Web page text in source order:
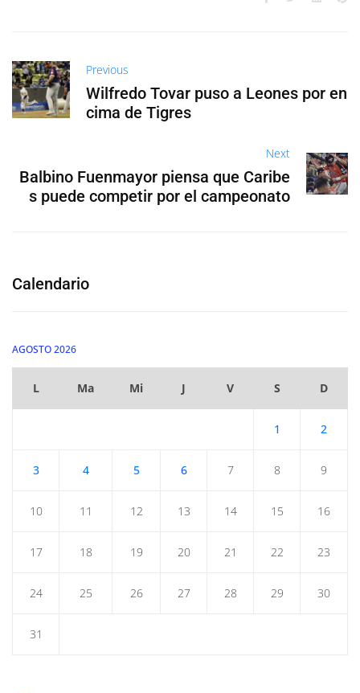
Previous
Wilfredo Tovar puso a Leones por en
cima de Tigres
Next
Balbino Fuenmayor piensa que Caribe
s puede competir por el campeonato
Calendario
AGOSTO 2026
L Ma Mi J V S D
1 2
3 4 5 6 7 8 9
10 11 12 13 14 15 16
17 18 19 20 21 22 23
24 25 26 27 28 29 30
31